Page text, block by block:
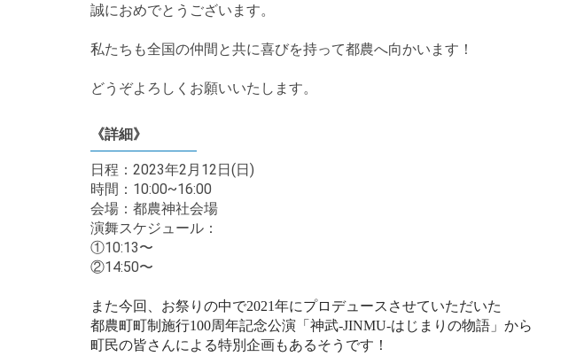
誠におめでとうございます。
私たちも全国の仲間と共に喜びを持って都農へ向かいます！
どうぞよろしくお願いいたします。
《詳細》
日程：2023年2月12日(日)
時間：10:00~16:00
会場：都農神社会場
演舞スケジュール：
①10:13〜
②14:50〜
また今回、お祭りの中で2021年にプロデュースさせていただいた
都農町町制施行100周年記念公演「神武-JINMU-はじまりの物語」から
町民の皆さんによる特別企画もあるそうです！